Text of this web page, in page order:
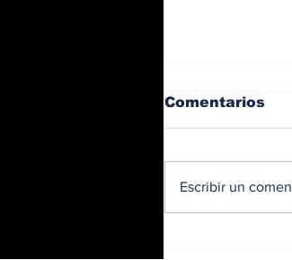
Comentarios
Escribir un